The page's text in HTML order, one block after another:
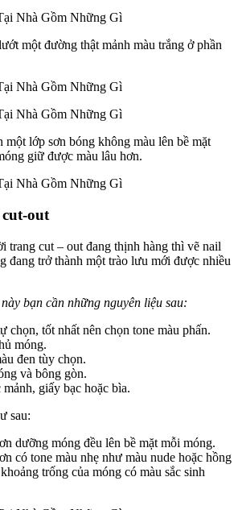
một đường thật mảnh màu trắng ở phần
một lớp sơn bóng không màu lên bề mặt
giữ được màu lâu hơn.
out
trang cut – out đang thịnh hàng thì vẽ nail
đang trở thành một trào lưu mới được nhiều
bạn cần những nguyên liệu sau:
chọn, tốt nhất nên chọn tone màu phấn.
móng.
đen tùy chọn.
và bông gòn.
giấy bạc hoặc bìa.
sau:
dưỡng móng đều lên bề mặt mỗi móng.
có tone màu nhẹ như màu nude hoặc hồng
trống của móng có màu sắc sinh